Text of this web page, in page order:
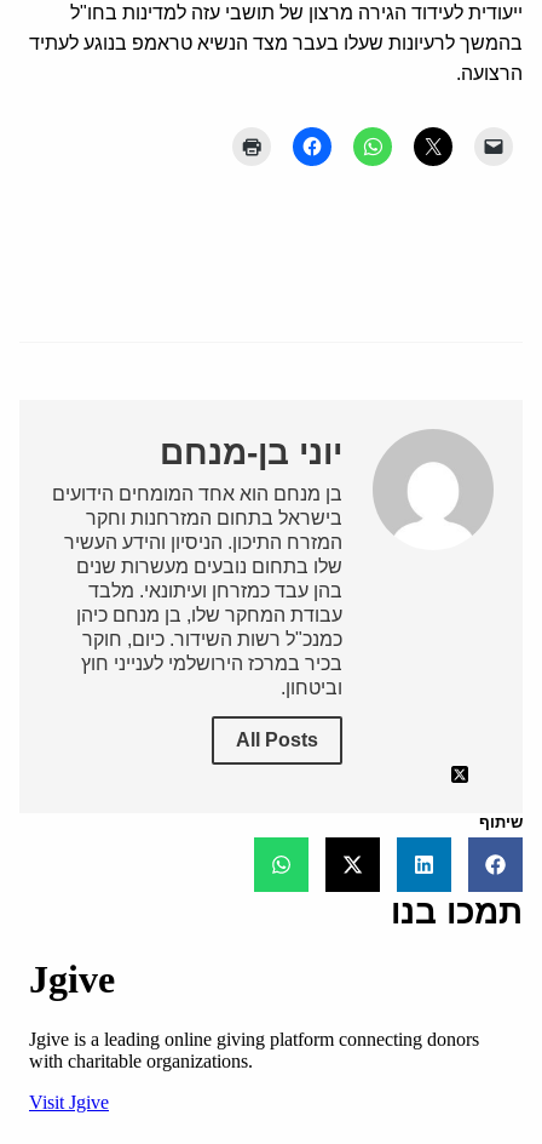
ייעודית לעידוד הגירה מרצון של תושבי עזה למדינות בחו"ל
בהמשך לרעיונות שעלו בעבר מצד הנשיא טראמפ בנוגע לעתיד
הרצועה.
יוני בן-מנחם
בן מנחם הוא אחד המומחים הידועים
בישראל בתחום המזרחנות וחקר
המזרח התיכון. הניסיון והידע העשיר
שלו בתחום נובעים מעשרות שנים
בהן עבד כמזרחן ועיתונאי. מלבד
עבודת המחקר שלו, בן מנחם כיהן
כמנכ"ל רשות השידור. כיום, חוקר
בכיר במרכז הירושלמי לענייני חוץ
וביטחון.
All Posts
שיתוף
תמכו בנו